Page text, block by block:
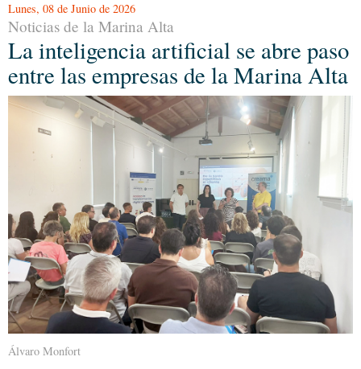
Lunes, 08 de Junio de 2026
Noticias de la Marina Alta
La inteligencia artificial se abre paso
entre las empresas de la Marina Alta
Álvaro Monfort